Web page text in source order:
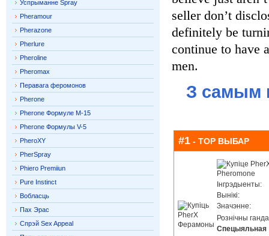
seller don’t
definitely be
continue to have
men.
З самым
#1 - TOP ВЫБАР
Інгрэдыенты:
Вынікі:
Значэнне:
Рознічны
Спецыяльная
Успрыманне Spray
Pheramour
Pherazone
Pherlure
Pheroline
Pheromax
Перавага феромонов
Pherone
Pherone Формуле М-15
Pherone Формулы V-5
PheroXY
PherSpray
Phiero Premiiun
Pure Instinct
Вобласць
Пах Эрас
Спрэй Sex Appeal